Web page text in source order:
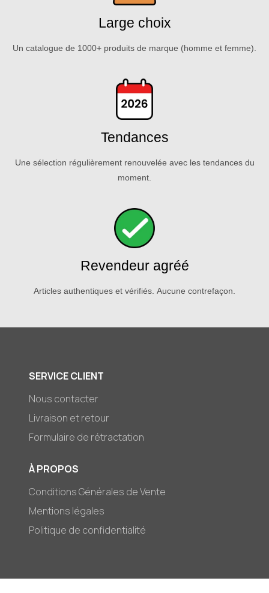
Large choix
Un catalogue de 1000+ produits de marque (homme et femme).
Tendances
Une sélection régulièrement renouvelée avec les tendances du
moment.
Revendeur agréé
Articles authentiques et vérifiés. Aucune contrefaçon.
SERVICE CLIENT
Nous contacter
Livraison et retour
Formulaire de rétractation
À PROPOS
Conditions Générales de Vente
Mentions légales
Politique de confidentialité
© 2026,Mark-et-Zoé